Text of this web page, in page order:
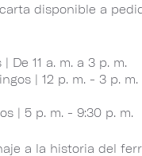
disponible a
De 11 a. m. a 3 p. m.
| 12 p. m. - 3 p. m.
| 5 p. m. - 9:30 p. m.
a la historia del